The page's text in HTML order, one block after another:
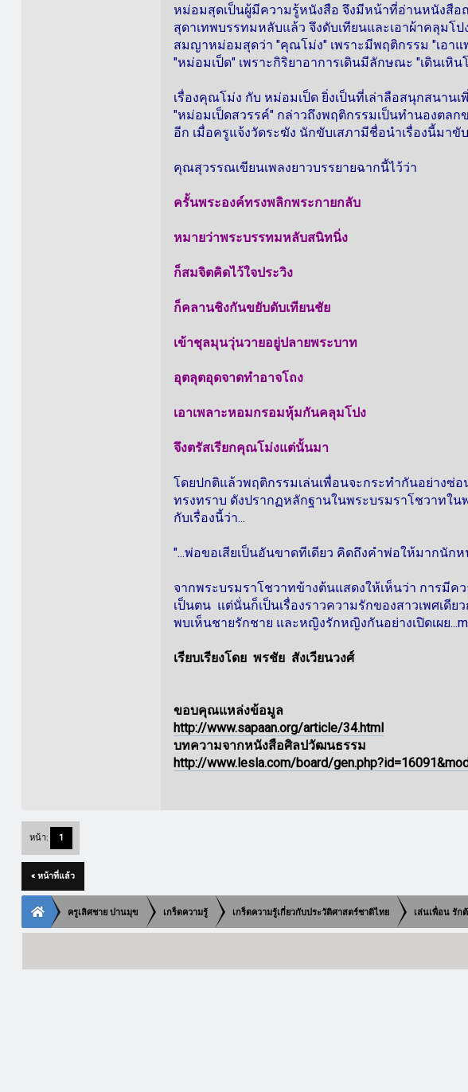
หม่อมสุดเป็นผู้มีความรู้หนังสือ จึงมีหน้าที่อ่านหนังสือ
สุดาเทพบรรทมหลับแล้ว จึงดับเทียนและเอาผ้าคลุม
สมญาหม่อมสุดว่า "คุณโม่ง" เพราะมีพฤติกรรม "เอา
"หม่อมเป็ด" เพราะกิริยาอาการเดินมีลักษณะ "เดินเหิ
เรื่องคุณโม่ง กับ หม่อมเป็ด ยิ่งเป็นที่เล่าลือสนุกสนา
"หม่อมเป็ดสวรรค์" กล่าวถึงพฤติกรรมเป็นทำนองตล
อีก เมื่อครูแจ้งวัดระฆัง นักขับเสภามีชื่อนำเรื่องนี้มาขั
คุณสุวรรณเขียนเพลงยาวบรรยายฉากนี้ไว้ว่า
ครั้นพระองค์ทรงพลิกพระกายกลับ
หมายว่าพระบรรทมหลับสนิทนิ่ง
ก็สมจิตคิดไว้ใจประวิง
ก็คลานชิงกันขยับดับเทียนชัย
เข้าชุลมุนวุ่นวายอยู่ปลายพระบาท
อุตลุตอุดจาดทำอาจโถง
เอาเพลาะหอมกรอมหุ้มกันคลุมโปง
จึงตรัสเรียกคุณโม่งแต่นั้นมา
โดยปกติแล้วพฤติกรรมเล่นเพื่อนจะกระทำกันอย่างซ่
ทรงทราบ ดังปรากฏหลักฐานในพระบรมราโชวาทใน
กับเรื่องนี้ว่า...
"...พ่อขอเสียเป็นอันขาดทีเดียว คิดถึงคำพ่อให้มากนักห
จากพระบรมราโชวาทข้างต้นแสดงให้เห็นว่า การมี
เป็นตน แต่นั่นก็เป็นเรื่องราวความรักของสาวเพศเดี
พบเห็นชายรักชาย และหญิงรักหญิงกันอย่างเปิดเผย
เรียบเรียงโดย พรชัย สังเวียนวงศ์
ขอบคุณแหล่งข้อมูล
http://www.sapaan.org/article/34.html
บทความจากหนังสือศิลปวัฒนธรรม
http://www.lesla.com/board/
หน้า: 1
« หน้าที่แล้ว
ครูเลิศชาย ปานมุข เกร็ดความรู้ เกร็ดความรู้เกี่ยวกับประวัติศาสตร์ชาติไทย เล่นเพื่อน รัก